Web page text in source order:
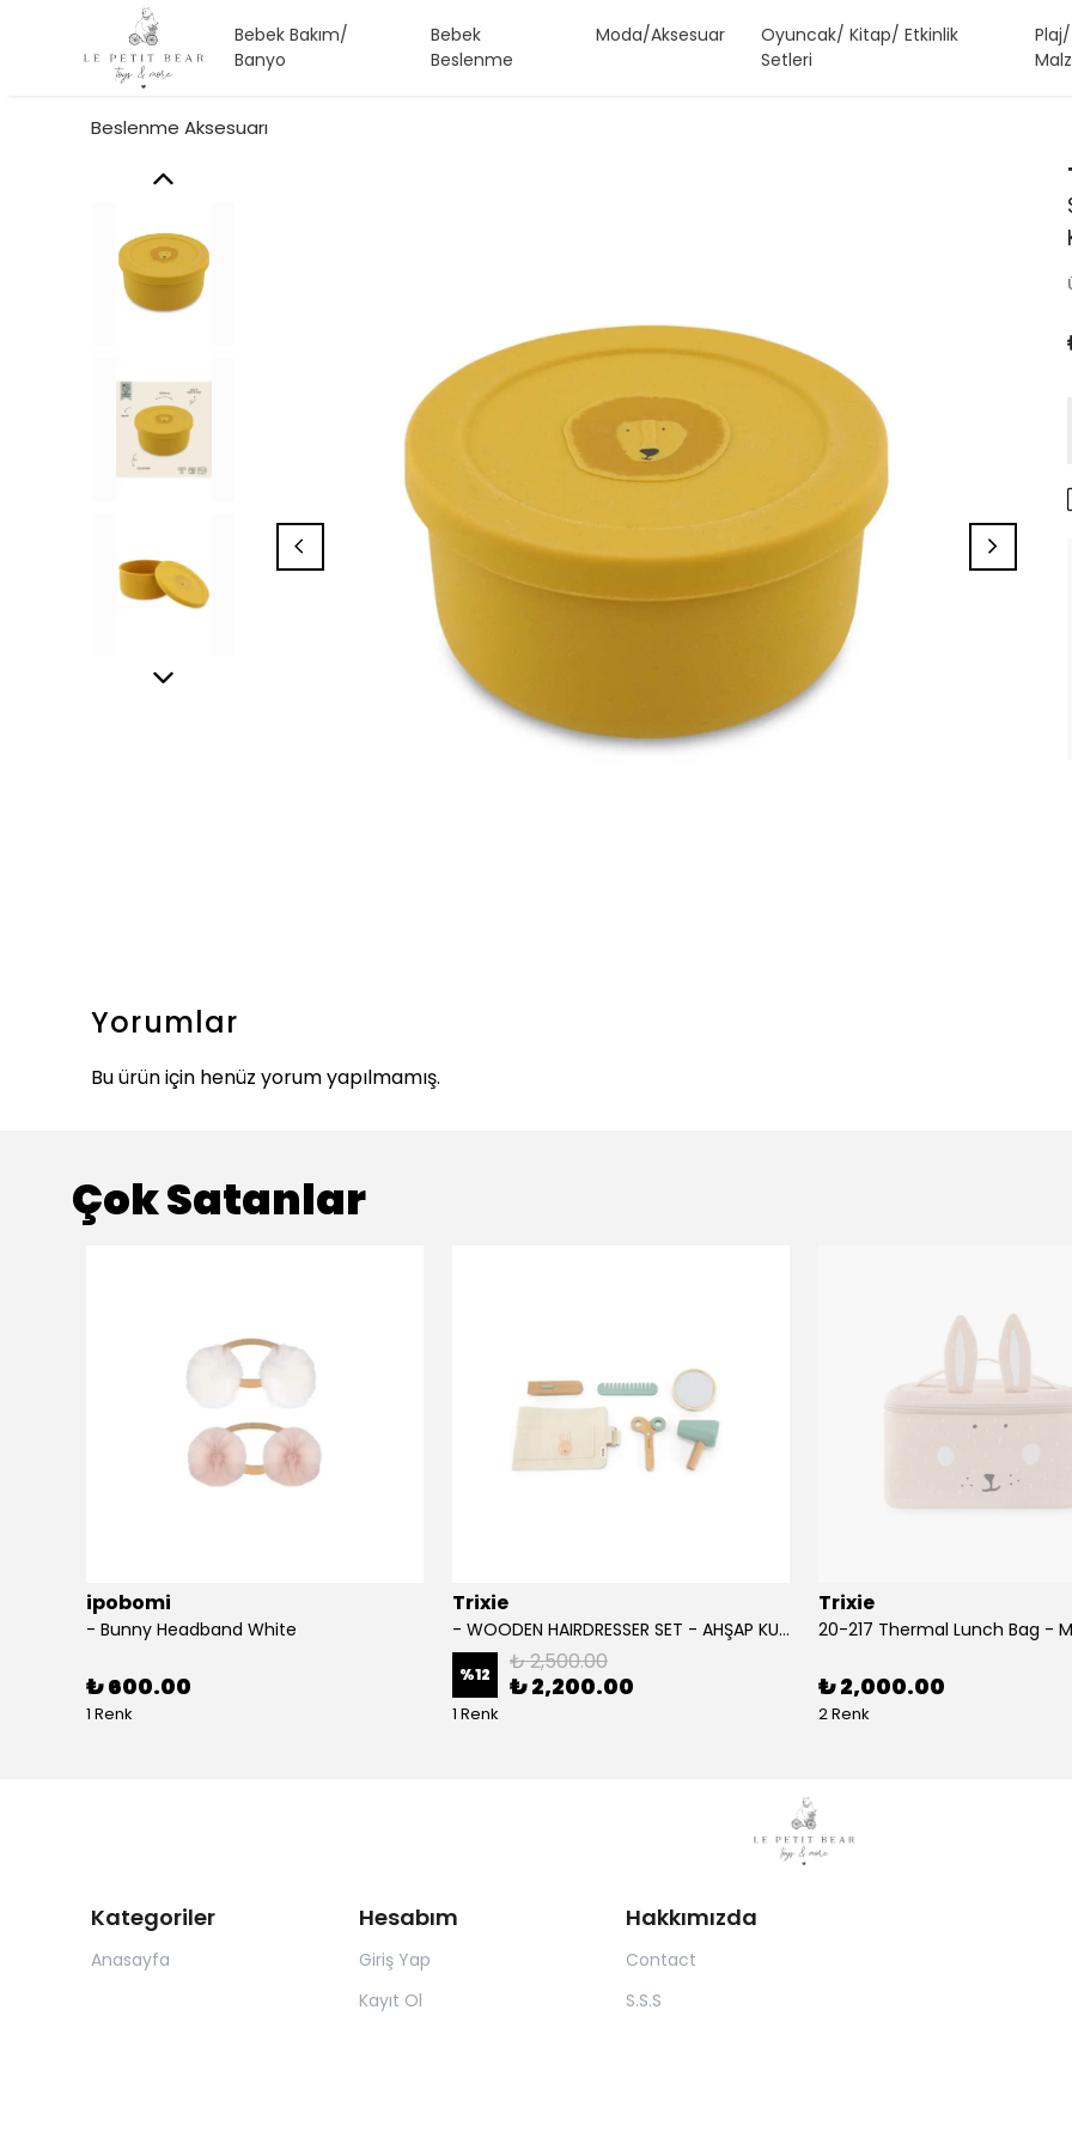
Bebek Bakım/
Banyo
Bebek
Beslenme
Moda/Aksesuar
Oyuncak/ Kitap/ Etkinlik
Setleri
Beslenme Aksesuarı
Yorumlar
Bu ürün için henüz yorum yapılmamış.
Çok Satanlar
ipobomi
- Bunny Headband White
₺ 600.00
1 Renk
Trixie
- WOODEN HAIRDRESSER SET - AHŞAP KUAFÖR SETİ
%12 ₺ 2,500.00
₺ 2,200.00
1 Renk
Trixie
20-217 Thermal Lunch Bag -
₺ 2,000.00
2 Renk
Kategoriler
Anasayfa
Hesabım
Giriş Yap
Kayıt Ol
Hakkımızda
Contact
S.S.S